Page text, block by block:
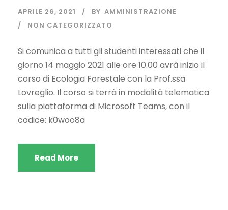
APRILE 26, 2021 BY AMMINISTRAZIONE
NON CATEGORIZZATO
Si comunica a tutti gli studenti interessati che il
giorno 14 maggio 2021 alle ore 10.00 avrà inizio il
corso di Ecologia Forestale con la Prof.ssa
Lovreglio. Il corso si terrà in modalità telematica
sulla piattaforma di Microsoft Teams, con il
codice: k0woo8a
Read More